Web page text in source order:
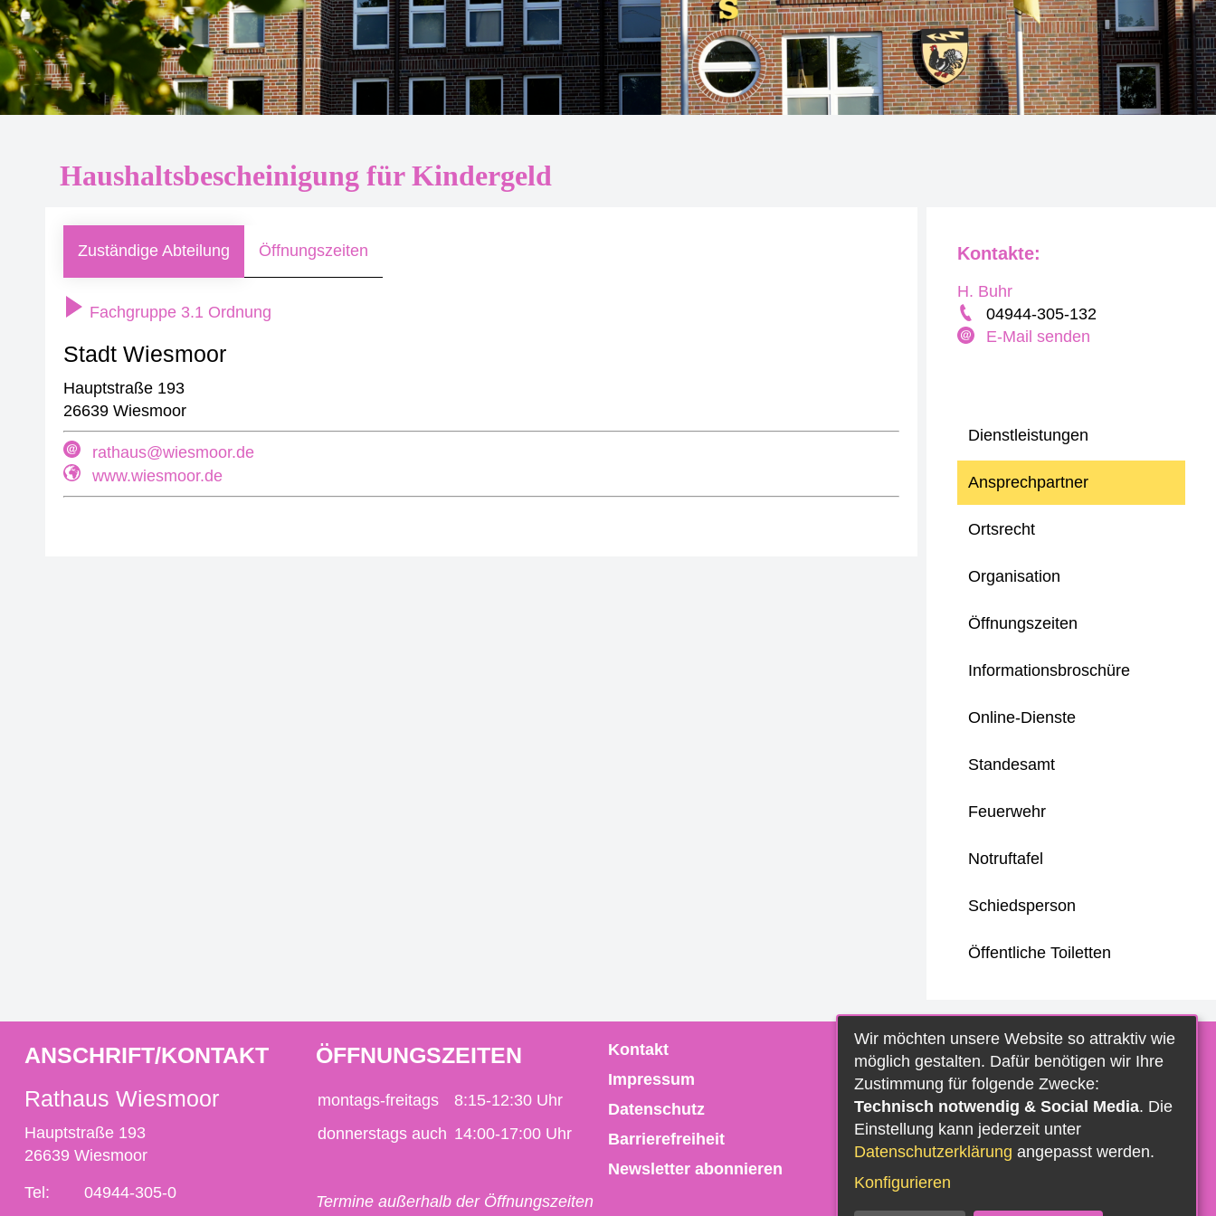
Haushaltsbescheinigung für Kindergeld
Zuständige Abteilung Öffnungszeiten
Fachgruppe 3.1 Ordnung
Stadt Wiesmoor
Hauptstraße 193
26639 Wiesmoor
rathaus@wiesmoor.de
www.wiesmoor.de
Dienstleistungen
Ansprechpartner
Ortsrecht
Organisation
Öffnungszeiten
Informationsbroschüre
Online-Dienste
Standesamt
Feuerwehr
Notruftafel
Schiedsperson
Öffentliche Toiletten
Kontakte:
H. Buhr
04944-305-132
E-Mail senden
ANSCHRIFT/KONTAKT
Rathaus Wiesmoor
Hauptstraße 193
26639 Wiesmoor
Tel: 04944-305-0
ÖFFNUNGSZEITEN
montags-freitags
8:15-12:30 Uhr
donnerstags auch 14:00-17:00 Uhr
Termine außerhalb der Öffnungszeiten
Kontakt
Impressum
Datenschutz
Barrierefreiheit
Newsletter abonnieren
Wir möchten unsere Website so attraktiv wie
möglich gestalten. Dafür benötigen wir Ihre
Zustimmung für folgende Zwecke:
Technisch notwendig & Social Media. Die
Einstellung kann jederzeit unter
Datenschutzerklärung angepasst werden.
Konfigurieren